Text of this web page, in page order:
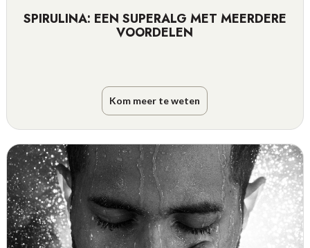
SPIRULINA: EEN SUPERALG MET MEERDERE
VOORDELEN
Kom meer te weten